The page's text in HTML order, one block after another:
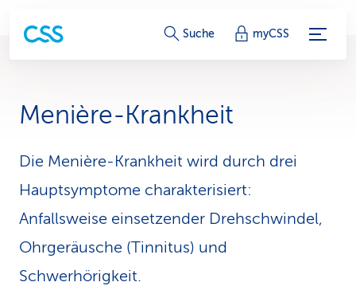
S
i
c
e
-
Suche myCSS
Menière-Krankheit
Die Menière-Krankheit wird durch drei
Hauptsymptome charakterisiert:
Anfallsweise einsetzender Drehschwindel,
Ohrgeräusche (Tinnitus) und
Schwerhörigkeit.